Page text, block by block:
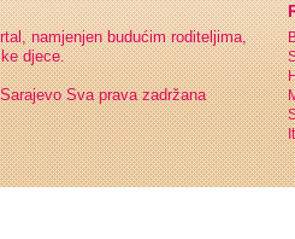
namjenjen budućim roditeljima,
djece.
Sva prava zadržana